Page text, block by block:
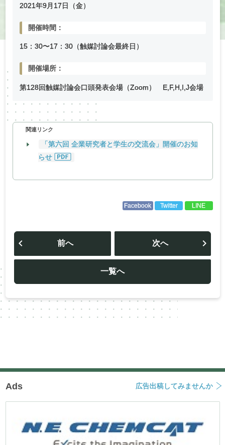
2021年9月 17日（金）
開催時間：
15：30〜17：30（触媒討論会最終日）
開催場所：
第128回触媒討論会口頭発表会場（Zoom） E,F,H,I,J会場
関連リンク
「第六回 企業研究者と学生の交流会」開催のお知
らせ
Facebook Twitter LINE
投
ビ
ー
シ
ョ
前へ
一覧へ
次へ
Ads 広告出稿してみませんか